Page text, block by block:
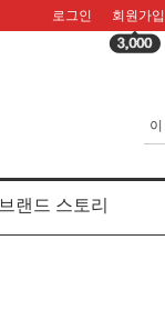
로그인 회원가입
브랜드 스토리